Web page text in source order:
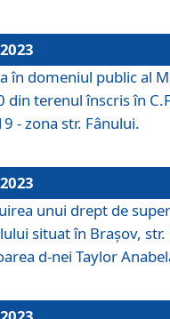
în domeniul public al
din terenul înscris în
- zona str. Fânului.
unui drept de
situat în Brașov, str.
d-nei Taylor